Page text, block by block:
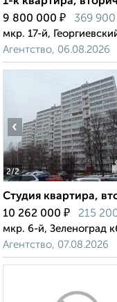
9 800 000 ₽ 369 900
мкр. 17-й,
Агентство, 06.08.2026
2/2
‹
Студия квартира,
10 262 000 ₽ 215
мкр. 6-й, Зеленоград
Агентство, 07.08.2026